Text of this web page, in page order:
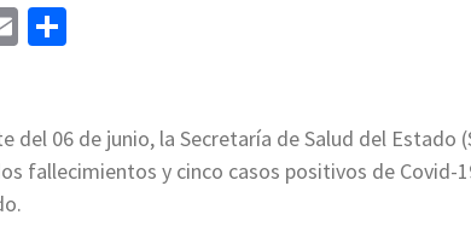
Email
del 06 de junio, la Secretaría de Salud del Estado
fallecimientos y cinco casos positivos de Covid-